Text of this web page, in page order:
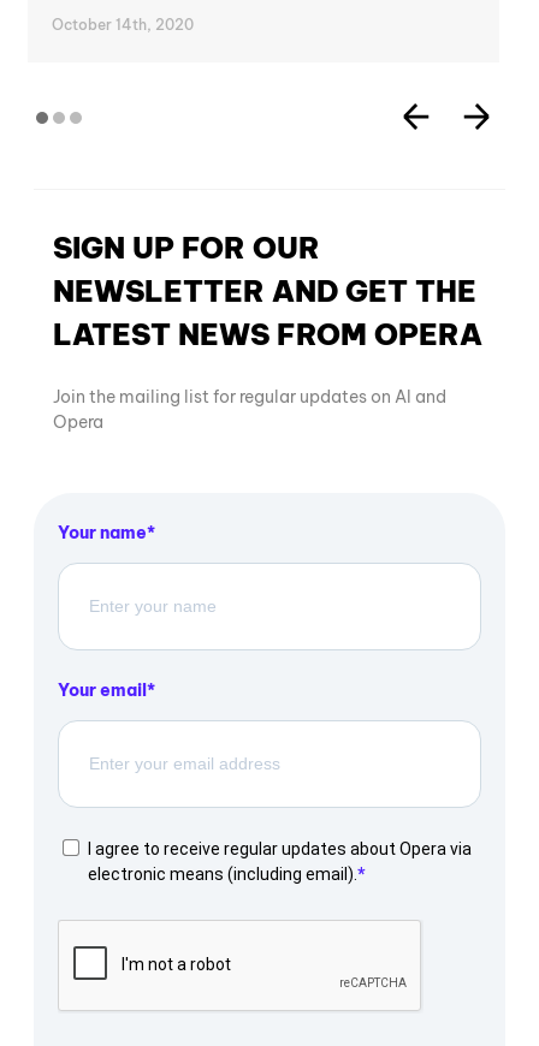
October 14th, 2020
SIGN UP FOR OUR
NEWSLETTER AND GET THE
LATEST NEWS FROM OPERA
Join the mailing list for regular updates on AI and
Opera
Your name
Your email
I agree to receive regular updates about Opera via
electronic means (including email).